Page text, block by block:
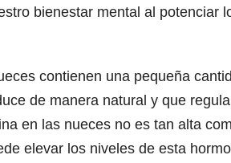
bienestar mental al potenciar
contienen una pequeña
de manera natural y que
en las nueces no es tan alta
elevar los niveles de esta